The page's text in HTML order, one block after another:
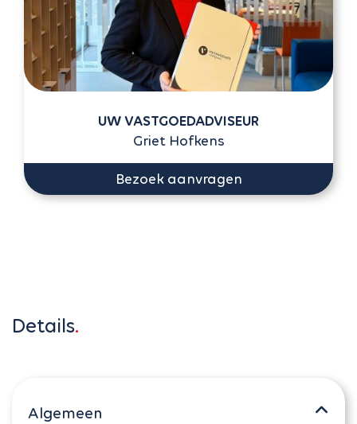
UW VASTGOEDADVISEUR
Griet Hofkens
Bezoek aanvragen
Details
Algemeen